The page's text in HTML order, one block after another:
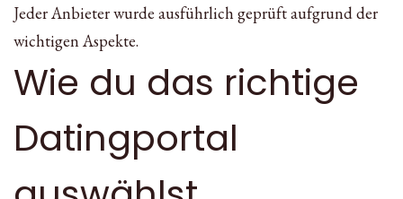
Jeder Anbieter wurde ausführlich geprüft aufgrund der
wichtigen Aspekte.
Wie du das richtige
Datingportal